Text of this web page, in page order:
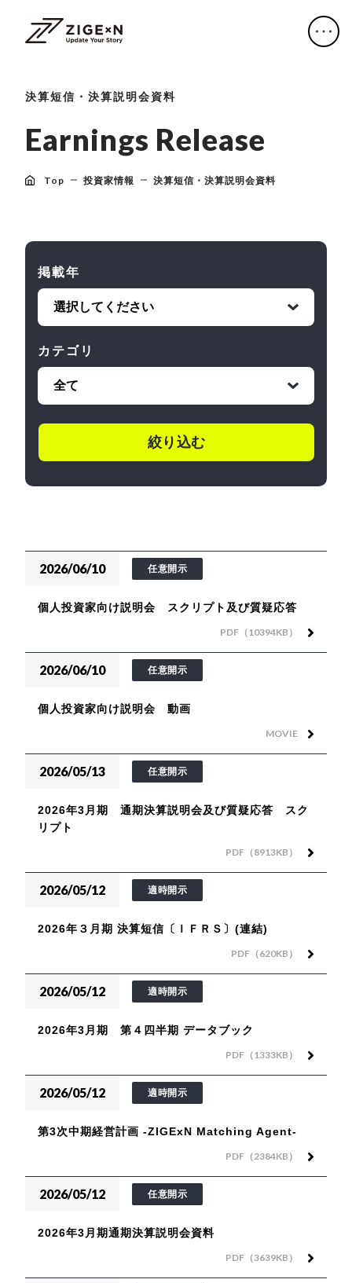
決算短信・決算説明会資料
Earnings Release
Top 投資家情報 決算短信・決算説明会資料
掲載年
カテゴリ
2026/06/10 任意開示
個人投資家向け説明会 スクリプト及び質疑応答
PDF（10394KB）
2026/06/10 任意開示
個人投資家向け説明会 動画
MOVIE
2026/05/13 任意開示
2026年3月期 通期決算説明会及び質疑応答 スク
リプト
PDF（8913KB）
2026/05/12 適時開示
2026年３月期 決算短信〔ＩＦＲＳ〕(連結)
PDF（620KB）
2026/05/12 適時開示
2026年3月期 第４四半期 データブック
PDF（1333KB）
2026/05/12 適時開示
第3次中期経営計画 -ZIGExN Matching Agent-
PDF（2384KB）
2026/05/12 任意開示
2026年3月期通期決算説明会資料
PDF（3639KB）